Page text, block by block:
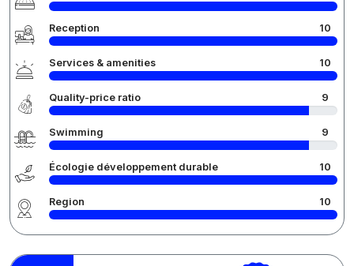
Reception 10
Services & amenities 10
Quality-price ratio 9
Swimming 9
Écologie développement durable 10
Region 10